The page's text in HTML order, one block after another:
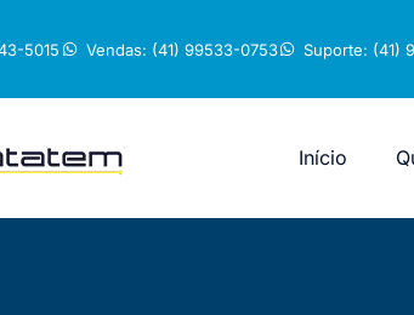
5015 Vendas: (41) 99533-0753 Suporte: (41)
Início